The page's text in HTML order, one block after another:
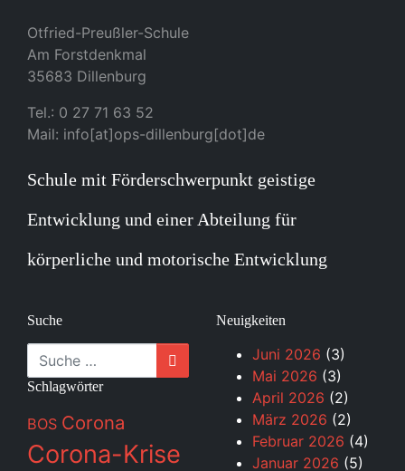
Otfried-Preußler-Schule
Am Forstdenkmal
35683 Dillenburg
Tel.: 0 27 71 63 52
Mail: info[at]ops-dillenburg[dot]de
Schule mit Förderschwerpunkt geistige
Entwicklung und einer Abteilung für
körperliche und motorische Entwicklung
Suche
Suche
Schlagwörter
BOS Corona
Corona-Krise
Neuigkeiten
Juni 2026 (3)
Mai 2026 (3)
April 2026 (2)
März 2026 (2)
Februar 2026 (4)
Januar 2026 (5)